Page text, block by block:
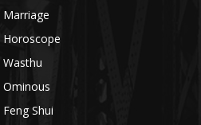
Marriage
Horoscope
Wasthu
Ominous
Feng Shui